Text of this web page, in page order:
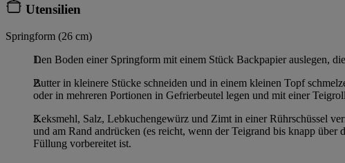
Utensilien
Springform (26 cm)
Den Boden einer Springform mit einem Stück Backpapier auslegen,
Butter in kleinere Stücke schneiden und in einem kleinen Topf
oder in mehreren Portionen in Gefrierbeutel legen und mit einer
Keksmehl, Salz, Lebkuchengewürz und Zimt in einer Rührschüssel
und am Rand andrücken (es reicht, wenn der Teigrand bis knapp
Füllung vorbereitet ist.